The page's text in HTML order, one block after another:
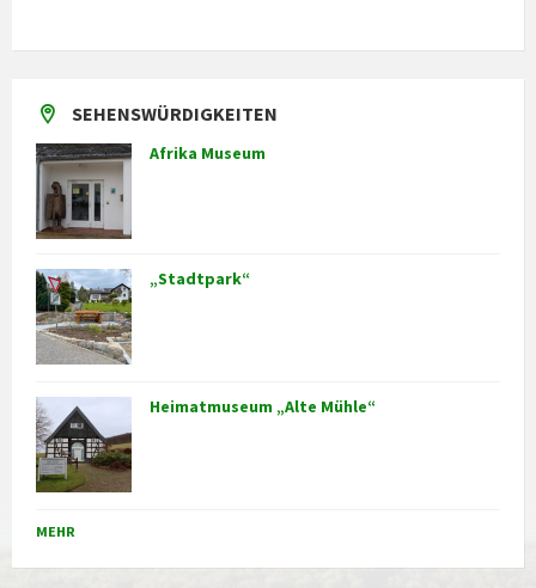
SEHENSWÜRDIGKEITEN
Afrika Museum
„Stadtpark“
Heimatmuseum „Alte Mühle“
MEHR